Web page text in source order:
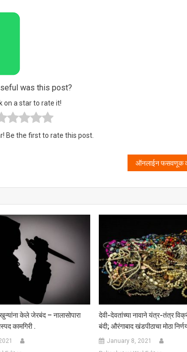
was this post?
on a star to rate it!
Be the first to rate this post.
केले जेरबंद – नालासोपारा
कामगिरी .
देवी-देवतांच्या नावाने यंत्र-तंत्र
बंदी; औरंगाबाद खंडपीठाचा मोठा
January 8, 2021